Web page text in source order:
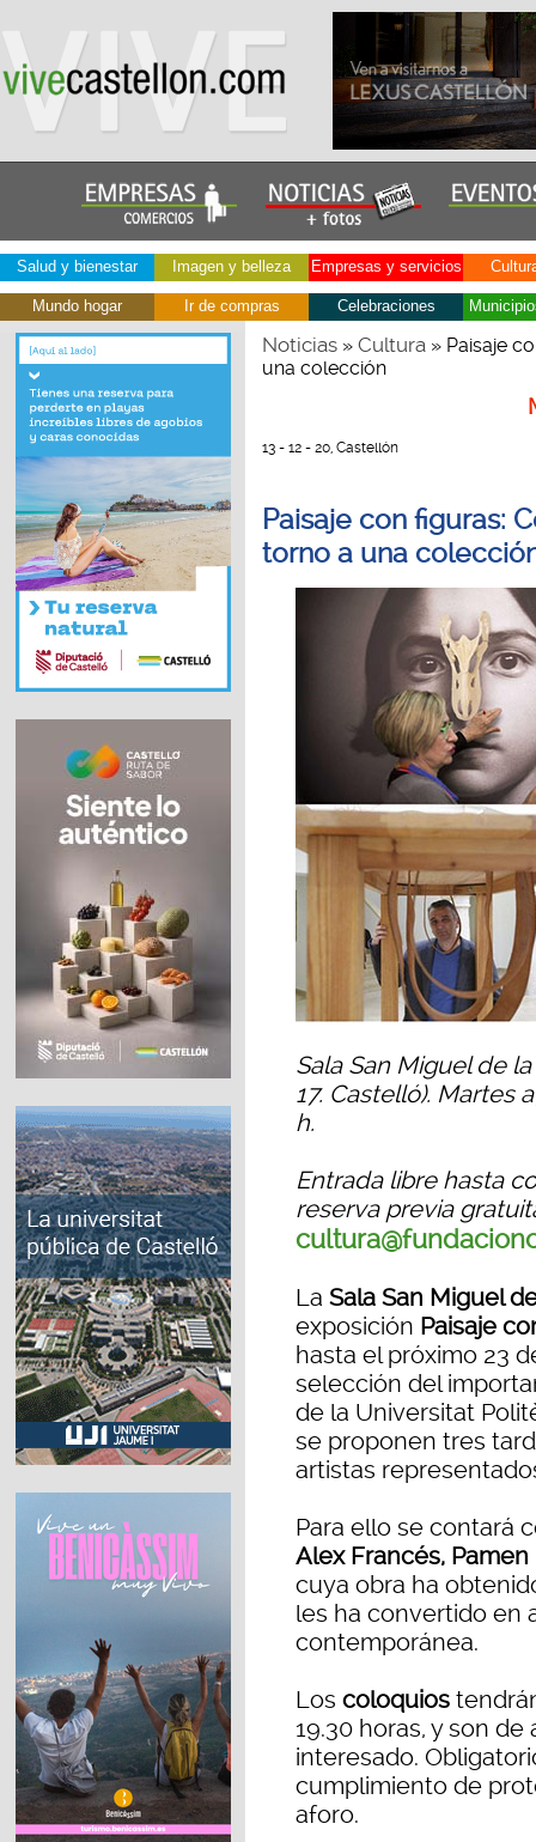
Salud y bienestar Imagen y belleza Empresas y servicios
Mundo hogar Ir de compras Celebraciones
Noticias» Cultura» Paisaje
una colección
13 - 12 - 20, Castellón
Paisaje con figuras:
torno a una
Sala San Miguel de
17. Castelló). Martes
h.
Entrada libre hasta
reserva previa
La Sala San Miguel
exposición Paisaje
hasta el próximo 23
selección del
de la Universitat
se proponen tres
artistas
Para ello se contará
Alex Francés,
cuya obra ha
les ha convertido en
contemporánea.
Los coloquios
19.30 horas, y son
interesado.
cumplimiento de
aforo.